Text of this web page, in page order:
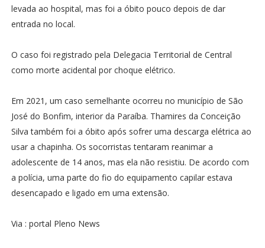
levada ao hospital, mas foi a óbito pouco depois de dar
entrada no local.
O caso foi registrado pela Delegacia Territorial de Central
como morte acidental por choque elétrico.
Em 2021, um caso semelhante ocorreu no município de São
José do Bonfim, interior da Paraíba. Thamires da Conceição
Silva também foi a óbito após sofrer uma descarga elétrica ao
usar a chapinha. Os socorristas tentaram reanimar a
adolescente de 14 anos, mas ela não resistiu. De acordo com
a polícia, uma parte do fio do equipamento capilar estava
desencapado e ligado em uma extensão.
Via : portal Pleno News